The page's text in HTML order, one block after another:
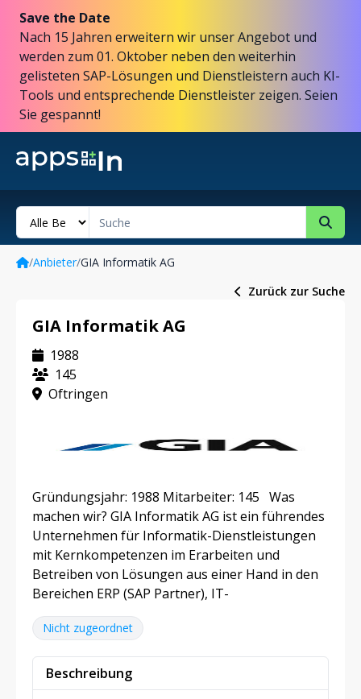
Save the Date
Nach 15 Jahren erweitern wir unser Angebot und
werden zum 01. Oktober neben den weiterhin
gelisteten SAP-Lösungen und Dienstleistern auch KI-
Tools und entsprechende Dienstleister zeigen. Seien
Sie gespannt!
/Anbieter/GIA Informatik AG
Zurück zur Suche
GIA Informatik AG
1988
145
Oftringen
Gründungsjahr: 1988 Mitarbeiter: 145 Was
machen wir? GIA Informatik AG ist ein führendes
Unternehmen für Informatik-Dienstleistungen
mit Kernkompetenzen im Erarbeiten und
Betreiben von Lösungen aus einer Hand in den
Bereichen ERP (SAP Partner), IT-
Nicht zugeordnet
Beschreibung